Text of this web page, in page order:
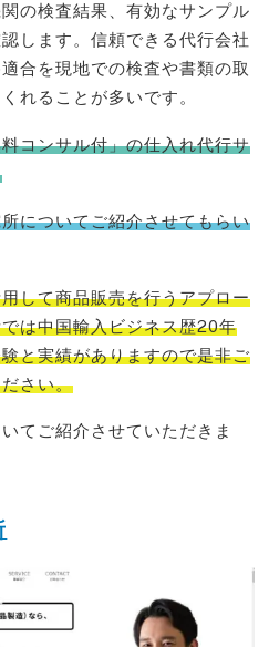
の検査結果、有効なサンプル
します。信頼できる代行会社
合を現地での検査や書類の取
れることが多いです。
コンサル付」の仕入れ代行サ
についてご紹介させてもらい
して商品販売を行うアプロー
は中国輸入ビジネス歴20年
と実績がありますので是非ご
さい。
てご紹介させていただきま